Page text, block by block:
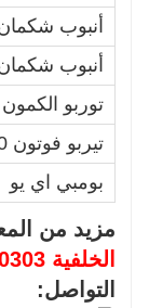
أنبوب
أنبوب
توربو الكمون 6 بي تي
تيربو فوتون 10 طن
بومبي اي يو
مزيد من
الخلفية HOWO WG9100360303
التواصل: